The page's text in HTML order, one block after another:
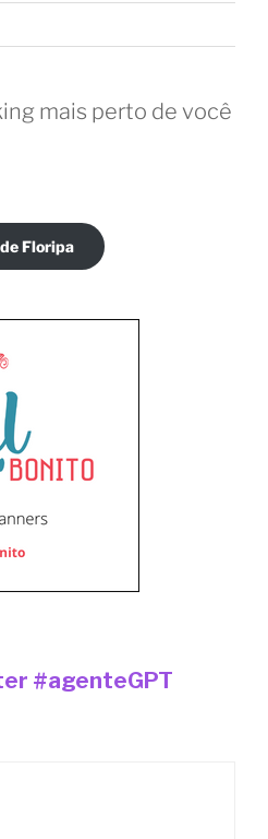
mais perto de você
Floripa
#agenteGPT